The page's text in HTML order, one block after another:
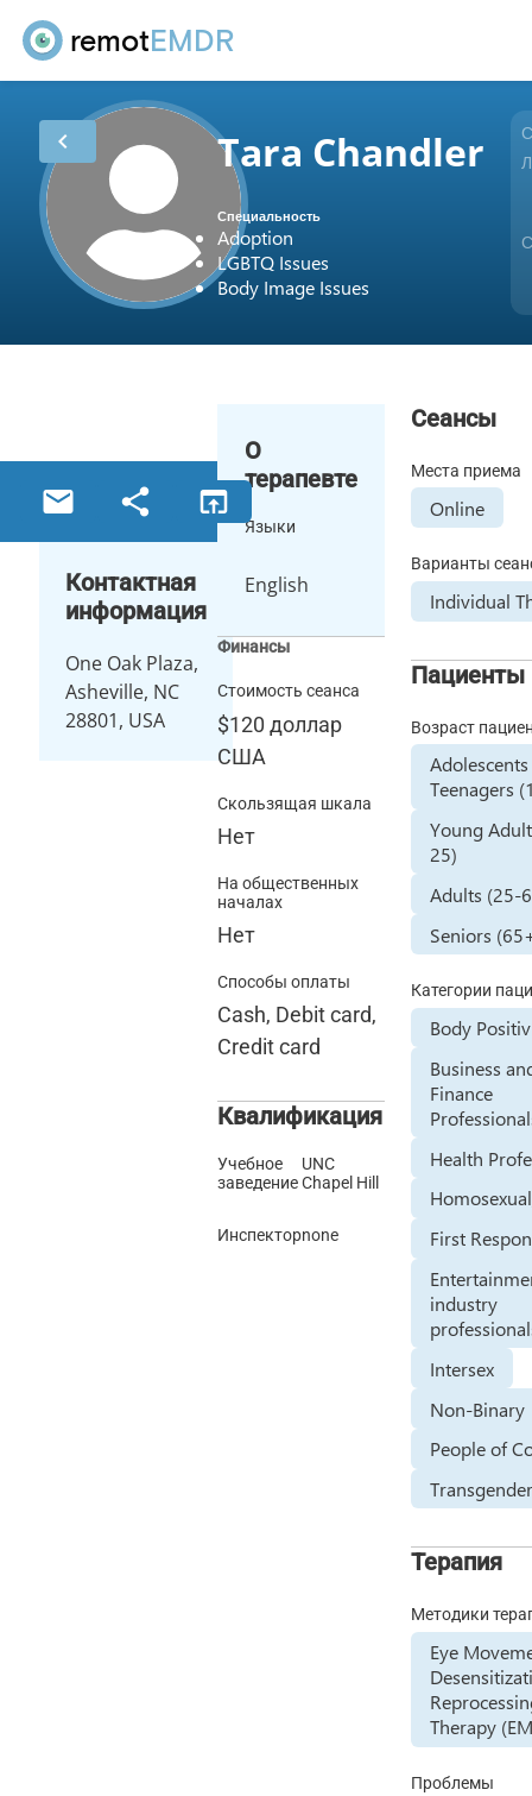
remotEMDR
chevron_left Tara Chandler
Специальность
Adoption
LGBTQ Issues
Body Image Issues
email share open_in_browser
Контактная
информация
One Oak Plaza,
Asheville, NC
28801, USA
О
терапевте
Языки
English
Финансы
Стоимость сеанса
$120доллар
США
Скользящая шкала
Нет
На общественных
началах
Нет
Способы оплаты
Cash, Debit card,
Credit card
Квалификация
Учебное
заведение
UNC
Chapel Hill
Инспекторnone
Сеансы
Места приема
Online
Варианты
Individual
Пациенты
Возраст
Teenagers
Young
25)
Adults (25-
Seniors
Категории
Body
Business
Finance
Health
First
industry
Intersex
Non-Binary
People of
Терапия
Методики
Eye
Therapy
Проблемы